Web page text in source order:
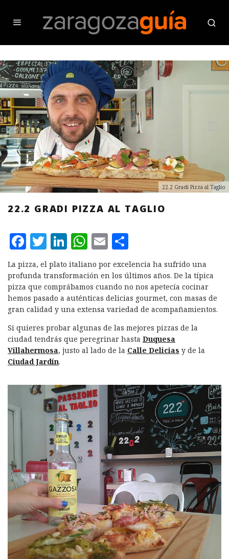
22.2 Gradi Pizza al Taglio
22.2 GRADI PIZZA AL TAGLIO
F
a
c
e
b
o
o
k
T
w
it
te
r
L
i
n
k
e
d
I
n
W
h
at
s
A
p
p
E
m
ai
l
o
m
p
a
rt
ir
La pizza, el plato italiano por excelencia ha sufrido una
profunda transformación en los últimos años. De la típica
pizza que comprábamos cuando no nos apetecía cocinar
hemos pasado a auténticas delicias gourmet, con masas de
gran calidad y una extensa variedad de acompañamientos.
Si quieres probar algunas de las mejores pizzas de la
ciudad tendrás que peregrinar hasta Duquesa
Villahermosa, justo al lado de la Calle Delicias y de la
Ciudad Jardín.